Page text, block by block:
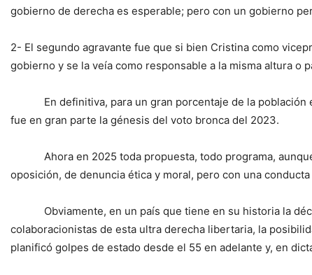
gobierno de derecha es esperable; pero con un gobierno
2- El segundo agravante fue que si bien Cristina como
gobierno y se la veía como responsable a la misma altura o
En definitiva, para un gran porcentaje de la población el
fue en gran parte la génesis del voto bronca del 2023.
Ahora en 2025 toda propuesta, todo programa, aunque
oposición, de denuncia ética y moral, pero con una
Obviamente, en un país que tiene en su historia la
colaboracionistas de esta ultra derecha libertaria, la
planificó golpes de estado desde el 55 en adelante y, en